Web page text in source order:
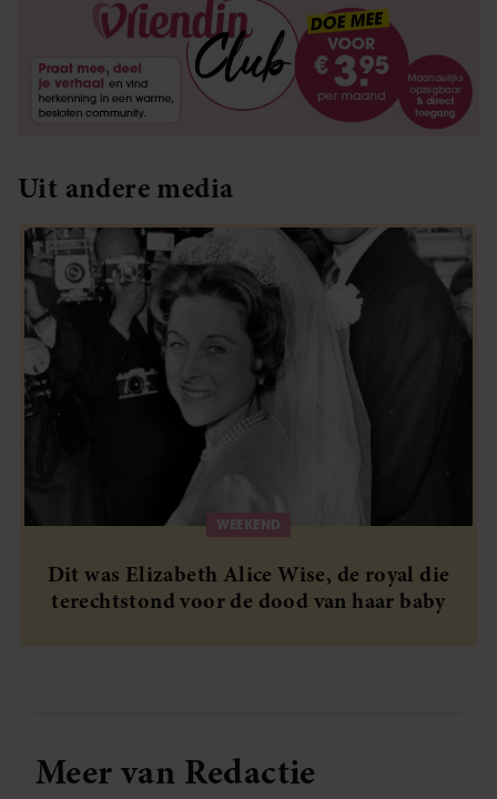
Uit andere media
WEEKEND
Dit was Elizabeth Alice Wise, de royal die
terechtstond voor de dood van haar baby
Meer van Redactie